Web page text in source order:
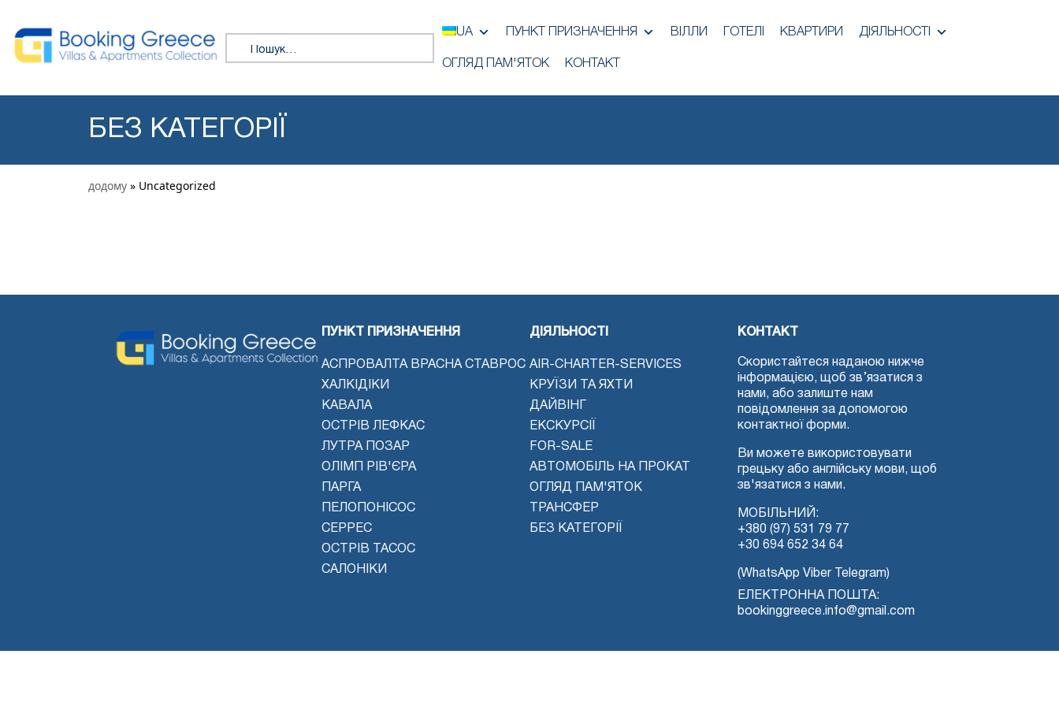
Search for:
UA ПУНКТ ПРИЗНАЧЕННЯ ВІЛЛИ ГОТЕЛІ КВАРТИРИ ДІЯЛЬНОСТІ
ОГЛЯД ПАМ'ЯТОК КОНТАКТ
БЕЗ КАТЕГОРІЇ
додому » Uncategorized
ПУНКТ ПРИЗНАЧЕННЯ
АСПРОВАЛТА ВРАСНА СТАВРОС
ХАЛКІДІКИ
КАВАЛА
ОСТРІВ ЛЕФКАС
ЛУТРА ПОЗАР
ОЛІМП РІВ'ЄРА
ПАРГА
ПЕЛОПОНІСОС
СЕРРЕС
ОСТРІВ ТАСОС
САЛОНІКИ
ДІЯЛЬНОСТІ
AIR-CHARTER-SERVICES
КРУЇЗИ ТА ЯХТИ
ДАЙВІНГ
ЕКСКУРСІЇ
FOR-SALE
АВТОМОБІЛЬ НА ПРОКАТ
ОГЛЯД ПАМ'ЯТОК
ТРАНСФЕР
БЕЗ КАТЕГОРІЇ
КОНТАКТ
Скористайтеся наданою нижче
інформацією, щоб зв’язатися з
нами, або залиште нам
повідомлення за допомогою
контактної форми.
Ви можете використовувати
грецьку або англійську мови, щоб
зв'язатися з нами.
МОБІЛЬНИЙ:
+380 (97) 531 79 77
+30 694 652 34 64
(WhatsApp Viber Telegram)
ЕЛЕКТРОННА ПОШТА:
bookinggreece.info@gmail.com